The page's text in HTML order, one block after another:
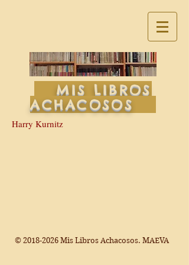
MIS LIBROS
ACHACOSOS
Harry Kurnitz
© 2018-2026 Mis Libros Achacosos. MAEVA